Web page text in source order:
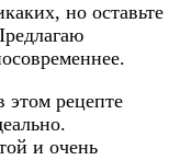
но оставьте
рецепте
и очень